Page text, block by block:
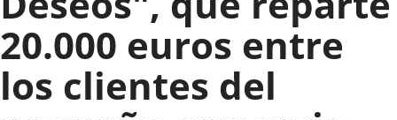
20.000 euros entre
los clientes del